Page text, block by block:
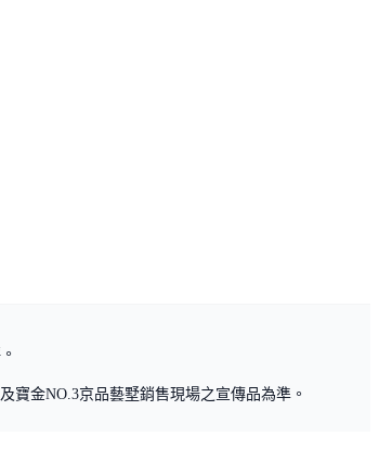
寶金NO.3京品藝墅銷售現場之宣傳品為準。